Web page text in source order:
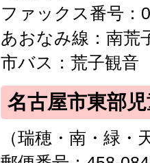
ファックス番号：
あおなみ線：南荒
市バス：荒子観音
名古屋市東部
（瑞穂・南・緑・